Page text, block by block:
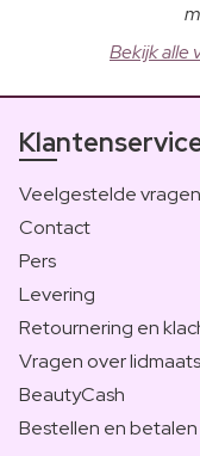
Bekijk alle
Veelgestelde vragen
Contact
Pers
Levering
Retournering en
Vragen over
BeautyCash
Bestellen en betalen